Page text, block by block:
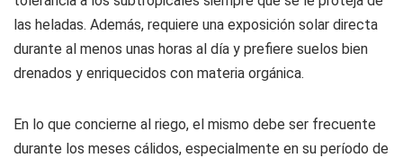
las heladas. Además, requiere una exposición solar directa
durante al menos unas horas al día y prefiere suelos bien
drenados y enriquecidos con materia orgánica.
En lo que concierne al riego, el mismo debe ser frecuente
durante los meses cálidos, especialmente en su período de